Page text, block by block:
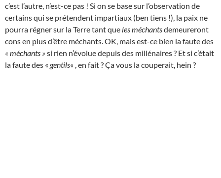
c’est l’autre, n’est-ce pas ! Si on se base sur l’observation de
certains qui se prétendent impartiaux (ben tiens !), la paix ne
pourra régner sur la Terre tant que les méchantsdemeureront
cons en plus d’être méchants. OK, mais est-ce bien la faute des
« méchants » si rien n’évolue depuis des millénaires ? Et si c’était
la faute des « gentils« , en fait ? Ça vous la couperait, hein ?